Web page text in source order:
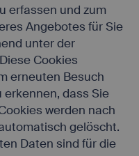
erfassen und zum
Angebotes für Sie
unter der
Cookies
erneuten Besuch
dass Sie
werden nach
gelöscht.
Daten sind für die